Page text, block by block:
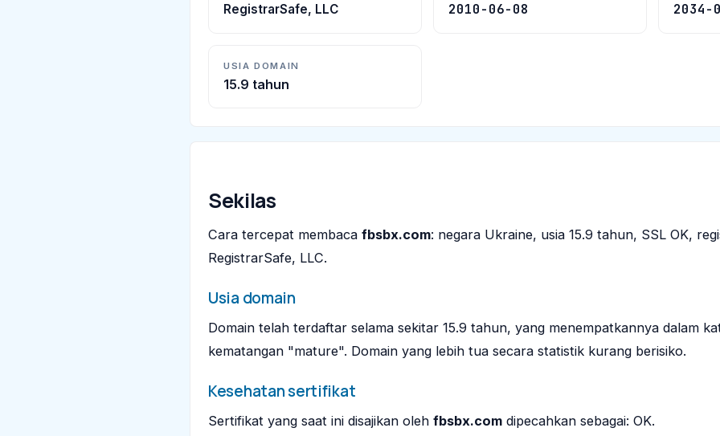
RegistrarSafe, LLC 2010-06-08 2034-
USIA DOMAIN
15.9 tahun
Sekilas
Cara tercepat membaca fbsbx.com: negara Ukraine, usia 15.9 tahun, SSL OK,
RegistrarSafe, LLC.
Usia domain
Domain telah terdaftar selama sekitar 15.9 tahun, yang menempatkannya dalam
kematangan "mature". Domain yang lebih tua secara statistik kurang berisiko.
Kesehatan sertifikat
Sertifikat yang saat ini disajikan oleh fbsbx.com dipecahkan sebagai: OK.